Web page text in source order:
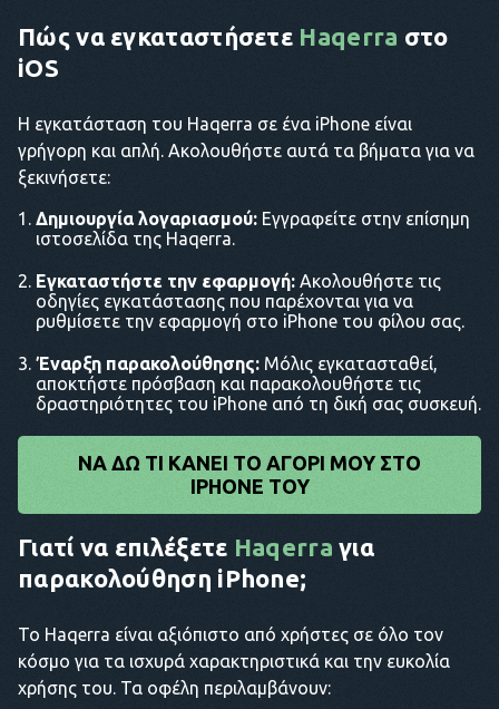
Πώς να εγκαταστήσετε Haqerra στο
iOS
Η εγκατάσταση του Haqerra σε ένα iPhone είναι
γρήγορη και απλή. Ακολουθήστε αυτά τα βήματα για να
ξεκινήσετε:
Δημιουργία λογαριασμού: Εγγραφείτε στην επίσημη
ιστοσελίδα της Haqerra.
Εγκαταστήστε την εφαρμογή: Ακολουθήστε τις
οδηγίες εγκατάστασης που παρέχονται για να
ρυθμίσετε την εφαρμογή στο iPhone του φίλου σας.
Έναρξη παρακολούθησης: Μόλις εγκατασταθεί,
αποκτήστε πρόσβαση και παρακολουθήστε τις
δραστηριότητες του iPhone από τη δική σας συσκευή.
ΝΑ ΔΩ ΤΙ ΚΆΝΕΙ ΤΟ ΑΓΌΡΙ ΜΟΥ ΣΤΟ
IPHONE ΤΟΥ
Γιατί να επιλέξετε Haqerra για
παρακολούθηση iPhone;
Το Haqerra είναι αξιόπιστο από χρήστες σε όλο τον
κόσμο για τα ισχυρά χαρακτηριστικά και την ευκολία
χρήσης του. Τα οφέλη περιλαμβάνουν: